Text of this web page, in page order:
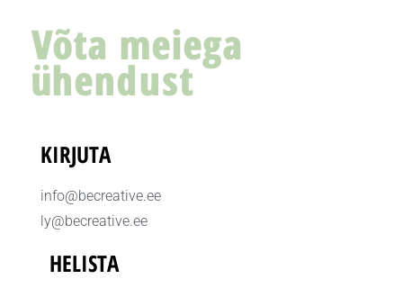
Võta meiega
ühendust
KIRJUTA
info@becreative.ee
ly@becreative.ee
HELISTA